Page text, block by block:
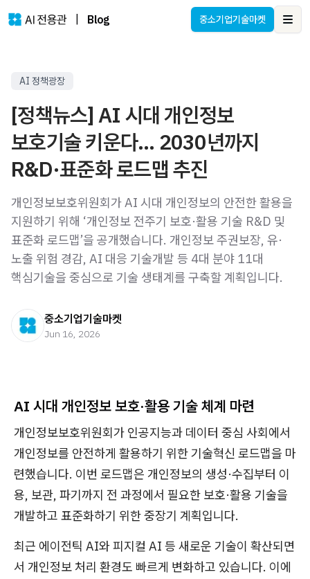
Blog 중소기업기술마켓
AI 정책광장
[정책뉴스] AI 시대 개인정보
보호기술 키운다… 2030년까지
R&D·표준화 로드맵 추진
개인정보보호위원회가 AI 시대 개인정보의 안전한 활용을
지원하기 위해 ‘개인정보 전주기 보호·활용 기술 R&D 및
표준화 로드맵’을 공개했습니다. 개인정보 주권보장, 유·
노출 위험 경감, AI 대응 기술개발 등 4대 분야 11대
핵심기술을 중심으로 기술 생태계를 구축할 계획입니다.
중소기업기술마켓
Jun 16, 2026
AI 시대 개인정보 보호·활용 기술 체계 마련
개인정보보호위원회가 인공지능과 데이터 중심 사회에서
개인정보를 안전하게 활용하기 위한 기술혁신 로드맵을 마
련했습니다. 이번 로드맵은 개인정보의 생성·수집부터 이
용, 보관, 파기까지 전 과정에서 필요한 보호·활용 기술을
개발하고 표준화하기 위한 중장기 계획입니다.
최근 에이전틱 AI와 피지컬 AI 등 새로운 기술이 확산되면
서 개인정보 처리 환경도 빠르게 변화하고 있습니다. 이에